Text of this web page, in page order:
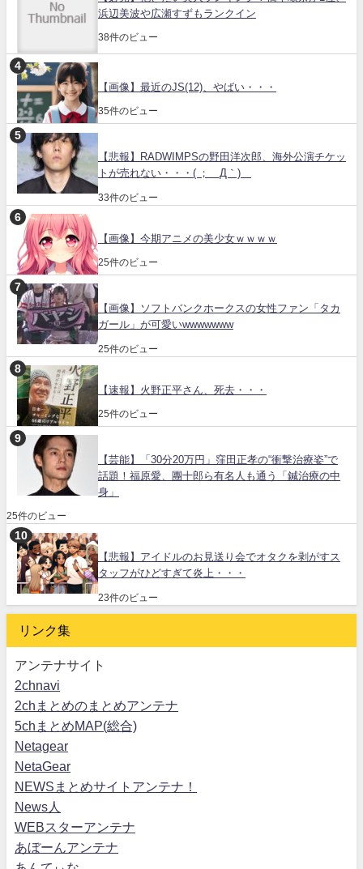
浜辺美波や広瀬すずもランクイン
38件のビュー
【画像】最近のJS(12)、やばい・・・
35件のビュー
【悲報】RADWIMPSの野田洋次郎、海外公演チケッ
トが売れない・・・( ；´Д｀)
33件のビュー
【画像】今期アニメの美少女ｗｗｗｗ
25件のビュー
【画像】ソフトバンクホークスの女性ファン「タカ
ガール」が可愛いwwwwwww
25件のビュー
【速報】火野正平さん、死去・・・
25件のビュー
【芸能】「30分20万円」窪田正孝の“衝撃治療姿”で
話題！福原愛、團十郎ら有名人も通う「鍼治療の中
身」
25件のビュー
【悲報】アイドルのお見送り会でオタクを剥がすス
タッフがひどすぎて炎上・・・
23件のビュー
リンク集
アンテナサイト
2chnavi
2chまとめのまとめアンテナ
5chまとめMAP(総合)
Netagear
NetaGear
NEWSまとめサイトアンテナ！
News人
WEBスターアンテナ
あぼーんアンテナ